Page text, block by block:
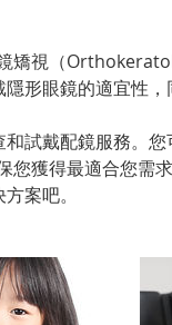
矯視（
形眼鏡的適宜性，
試戴配鏡服務。
您獲得最適合您需
案吧。